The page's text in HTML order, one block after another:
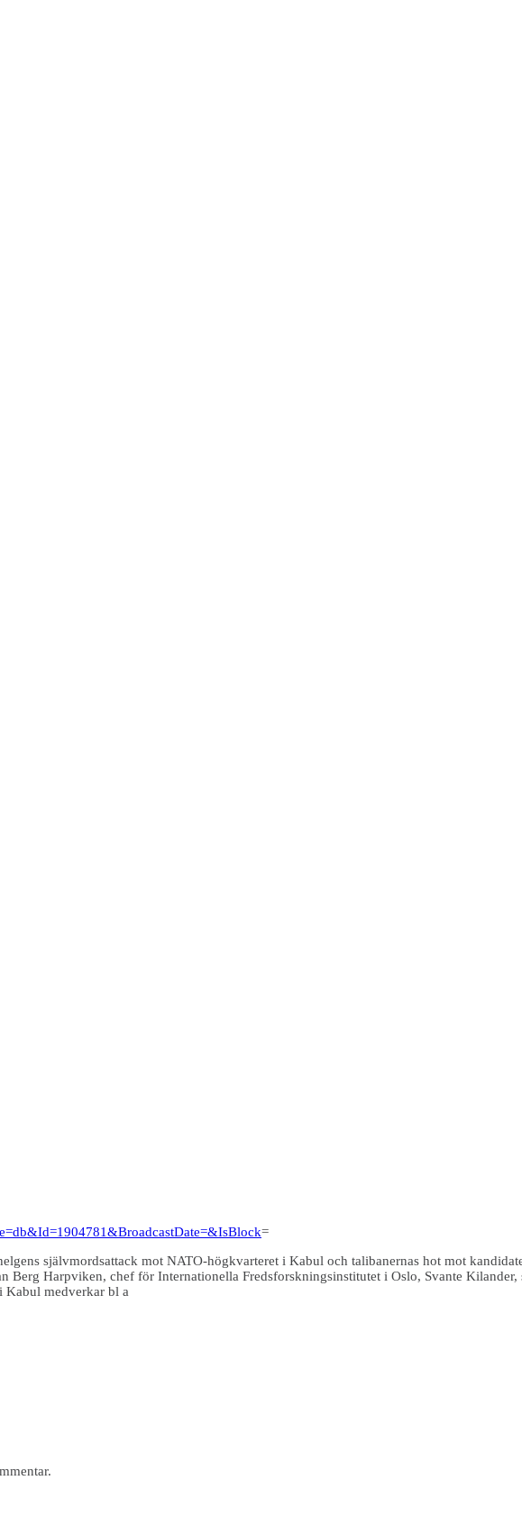
=
självmordsattack mot NATO-högkvarteret i Kabul och talibanernas hot mot
Berg Harpviken, chef för Internationella Fredsforskningsinstitutet i Oslo, Svante
Kabul medverkar bl a